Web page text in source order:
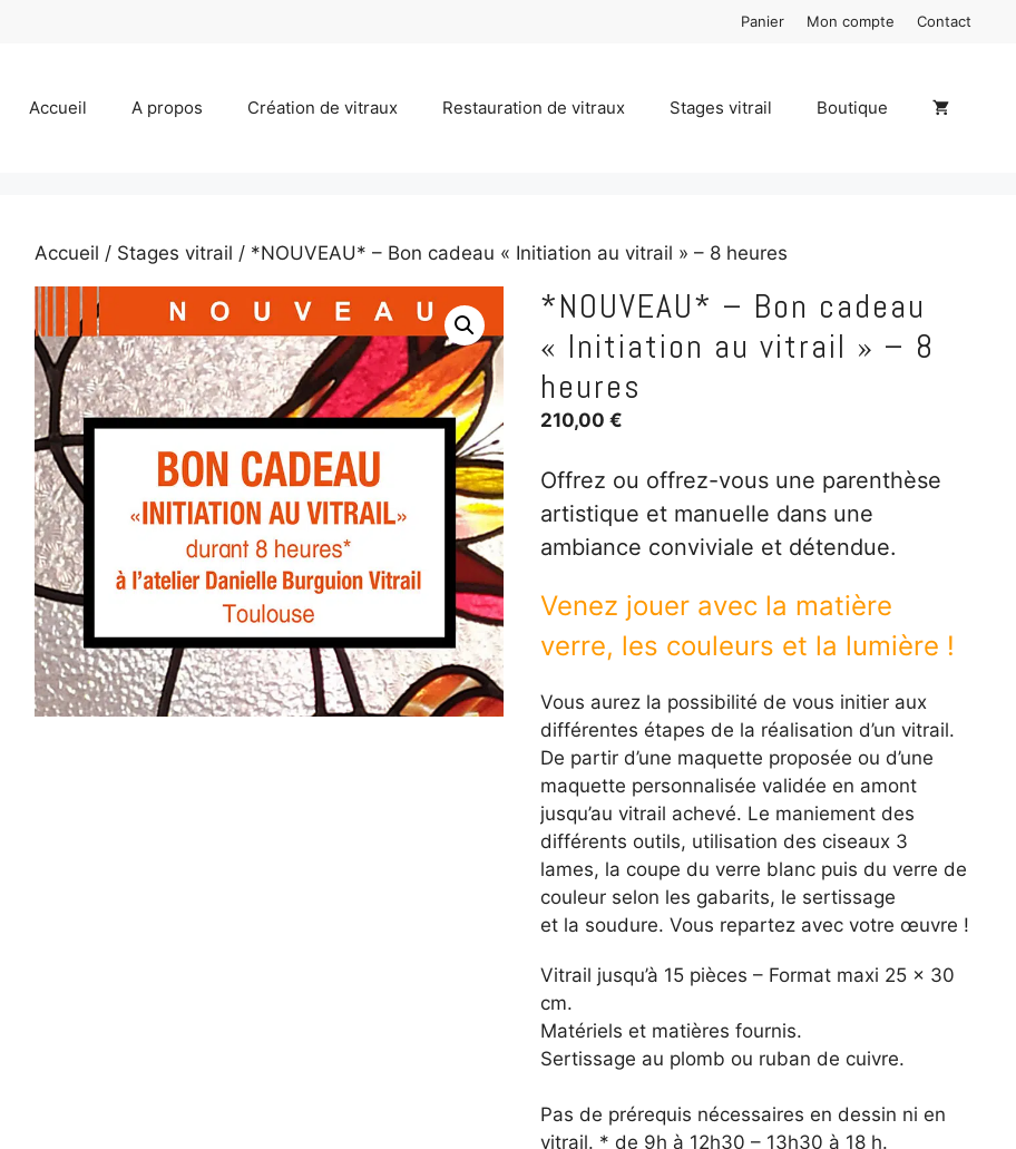
Panier Mon compte Contact
Accueil A propos Création de vitraux Restauration de vitraux Stages vitrail Boutique
Accueil / Stages vitrail / *NOUVEAU* – Bon cadeau « Initiation au vitrail » – 8 heures
*NOUVEAU* – Bon cadeau
« Initiation au vitrail » – 8
heures
210,00€
Offrez ou offrez-vous une parenthèse
artistique et manuelle dans une
ambiance conviviale et détendue.
Venez jouer avec la matière
verre, les couleurs et la lumière !
Vous aurez la possibilité de vous initier aux
différentes étapes de la réalisation d’un vitrail.
De partir d’une maquette proposée ou d’une
maquette personnalisée validée en amont
jusqu’au vitrail achevé. Le maniement des
différents outils, utilisation des ciseaux 3
lames, la coupe du verre blanc puis du verre de
couleur selon les gabarits, le sertissage
et la soudure. Vous repartez avec votre œuvre !
Vitrail jusqu’à 15 pièces – Format maxi 25 x 30
cm.
Matériels et matières fournis.
Sertissage au plomb ou ruban de cuivre.
Pas de prérequis nécessaires en dessin ni en
vitrail. * de 9h à 12h30 – 13h30 à 18 h.